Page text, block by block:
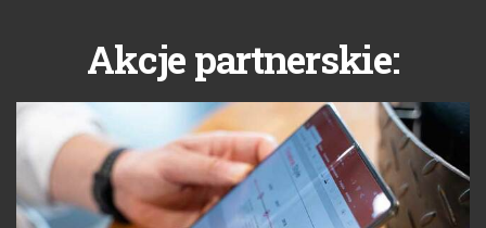
Akcje partnerskie: